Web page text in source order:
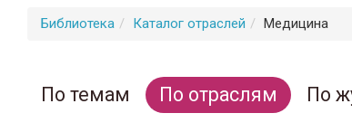
Библиотека Каталог отраслей Медицина
По темам По отраслям По